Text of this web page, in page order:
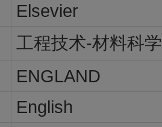
Elsevier
工程技术-材料科
ENGLAND
English